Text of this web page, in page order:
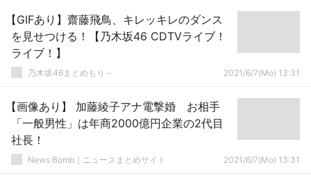
【GIFあり】齋藤飛鳥、キレッキレのダンス
を見せつける！【乃木坂46 CDTVライブ！
ライブ！】
乃木坂46まとめもり～ 2021/6/7(Mo) 13:31
【画像あり】 加藤綾子アナ電撃婚 お相手
「一般男性」は年商2000億円企業の2代目
社長！
News Bomb｜ニュースまとめサイト 2021/6/7(Mo) 13:31